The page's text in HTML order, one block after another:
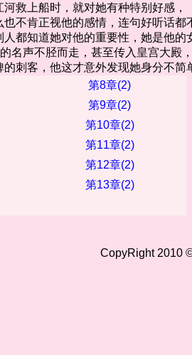
上船时，就对她有种特别好感，
不肯正视他的感情，连句好听话都
都知道她对他的重要性，她是他的
声不胫而走，甚至传入皇宫大殿
刺客，他这才意外发现她身分不
第8章(2)
第9章(2)
第10章(2)
第11章(2)
第12章(2)
第13章(2)
CopyRight 2010